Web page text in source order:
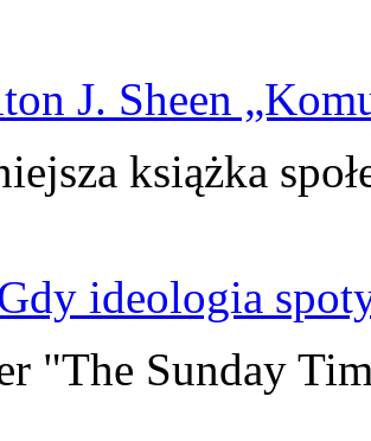
J. Sheen
książka
ideologia
"The Sunday